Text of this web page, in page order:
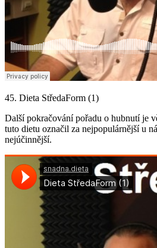
45. Dieta StředaForm (1)
Další pokračování pořadu o hubnutí je
tuto dietu označil za nejpopulárnější u
nejúčinnější.